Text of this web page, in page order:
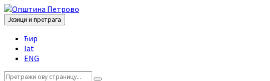
Skip
to
content
Skip
to
left
sidebar
Skip
to
right
sidebar
Skip
to
footer
Језици и претрага
Choose
language:
ћир
lat
ENG
Search: